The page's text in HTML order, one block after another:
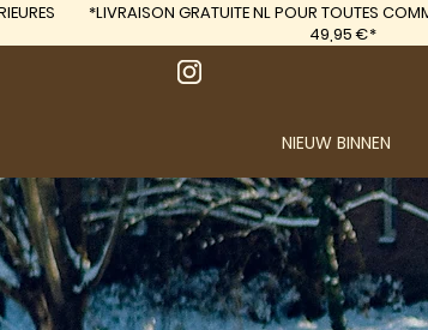
NIEUW BINNEN
*LIVRAISON GRATUITENL POUR TOUTES
49,95 €*